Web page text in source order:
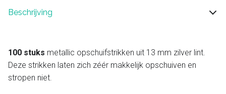
Beschrijving
100 stuks metallic opschuifstrikken uit 13 mm zilver lint.
Deze strikken laten zich zéér makkelijk opschuiven en
stropen niet.